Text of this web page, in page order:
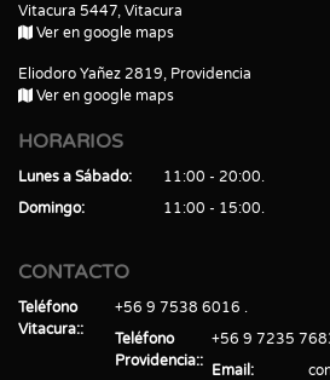
Vitacura 5447, Vitacura
Ver en google maps
Eliodoro Yañez 2819, Providencia
Ver en google maps
HORARIOS
Lunes a Sábado
11:00 - 20:00
Domingo
11:00 - 15:00
CONTACTO
Teléfono
Vitacura:
+56 9 7538 6016
Teléfono
Providencia:
+56 9 7235
Email